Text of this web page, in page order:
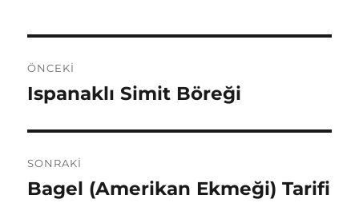
gezinmesi
ÖNCEKI
Önceki
Ispanaklı Simit Böreği
SONRAKI
Sonraki
Bagel (Amerikan Ekmeği) Tarifi